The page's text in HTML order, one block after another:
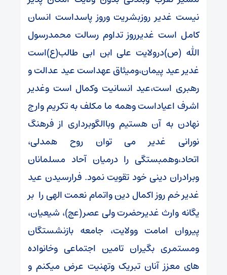
نیست غدیر روزبشریت وروز پاسداست انسان
کامل است غدیرروز تداوم رسالت محمدرسول
الله (ص)درولایت علی ابن ابی طالب(ع)است
غدیر عید پیمان،ومیثاق عهداست عید عدالت و
رهبری است،عید انسانیت وکمال است وغدیر
اشرف اعیاداست وهمه ما مکلف به تکریم وارج
نهادن به آن هستیم وباالگوبرداری از فرهنگ
نورانی غدیر می توان روح همدلی،
اتحاد،وهمبستگی را درمیان آحاد مسلمانان
وبرادران دینی خود تقویت نمود. فرارسیدن عید
غدیر خم روز اکمال دین واتمام نعمت الهی را بر
یگانه وارث غدیرحضرت ولی عصر(عج)، شیعیان،
پیروان امامت وولایت، جامعه بازنشستگان
ومستمری بگیران تامین اجتماعی وخانواده
های معزز آنان تبریک وتهنیت عرض میکنم و